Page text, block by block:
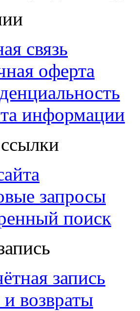
связь
оферта
информации
запросы
поиск
запись
и возвраты